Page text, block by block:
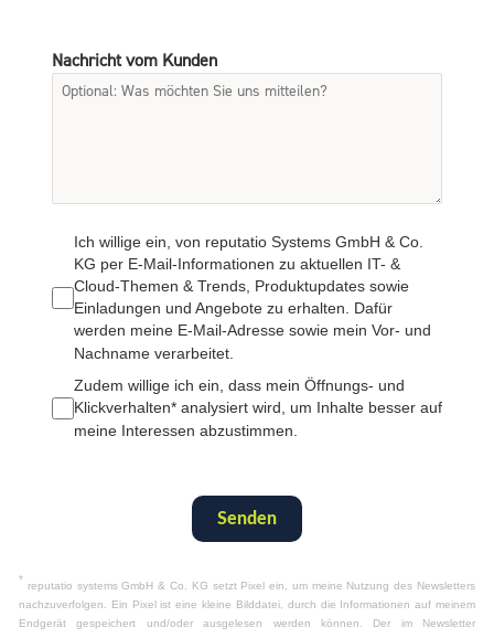
Nachricht vom Kunden
Ich willige ein, von reputatio Systems GmbH & Co.
KG per E-Mail-Informationen zu aktuellen IT- &
Cloud-Themen & Trends, Produktupdates sowie
Einladungen und Angebote zu erhalten. Dafür
werden meine E-Mail-Adresse sowie mein Vor- und
Nachname verarbeitet.
Zudem willige ich ein, dass mein Öffnungs- und
Klickverhalten* analysiert wird, um Inhalte besser auf
meine Interessen abzustimmen.
Senden
*
reputatio systems GmbH & Co. KG setzt Pixel ein, um meine Nutzung des Newsletters
nachzuverfolgen. Ein Pixel ist eine kleine Bilddatei, durch die Informationen auf meinem
Endgerät gespeichert und/oder ausgelesen werden können. Der im Newsletter